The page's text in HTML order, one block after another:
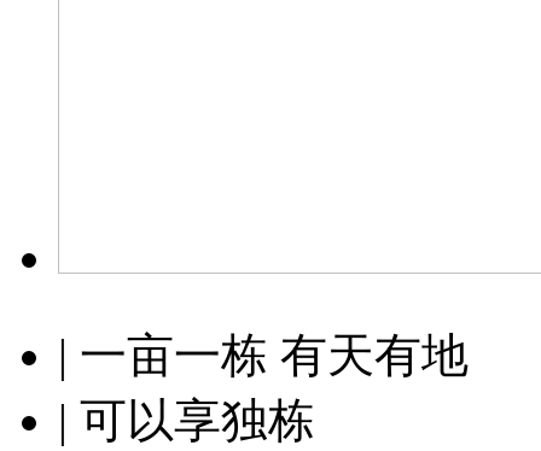
| 一亩一栋 有天有地
| 可以享独栋